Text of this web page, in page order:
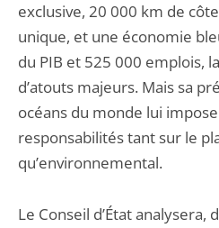
exclusive, 20 000 km de
unique, et une économie
du PIB et 525 000 emplois,
d’atouts majeurs. Mais sa
océans du monde lui
responsabilités tant sur le
qu’environnemental.
Le Conseil d’État analysera,